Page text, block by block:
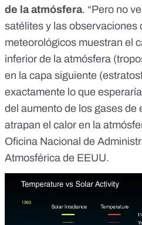
de la atmósfera. “Pero no
satélites y las observaciones
meteorológicos muestran el
inferior de la atmósfera
en la capa siguiente
exactamente lo que
del aumento de los gases de
atrapan el calor en la
Oficina Nacional de
Atmosférica de EEUU.